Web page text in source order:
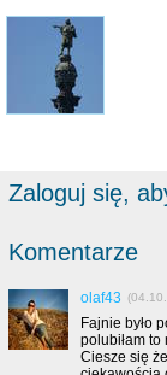
Zaloguj się,
Komentarze
olaf43
Fajnie było
polubiłam
Ciesze się